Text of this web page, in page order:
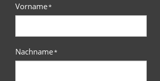
Vorname*
Nachname*